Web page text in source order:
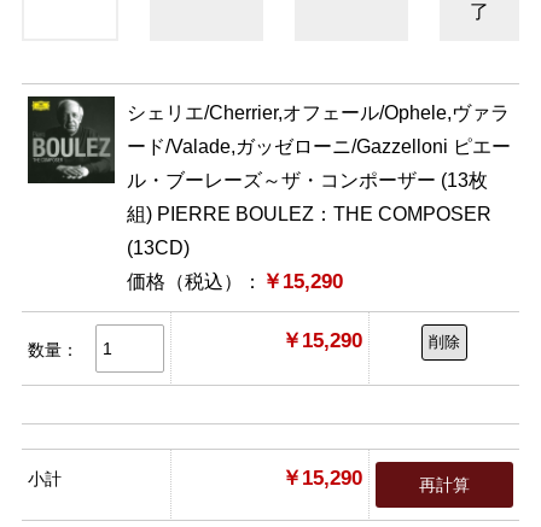
了
シェリエ/Cherrier,オフェール/Ophele,ヴァラ
ード/Valade,ガッゼローニ/Gazzelloni ピエー
ル・ブーレーズ～ザ・コンポーザー (13枚
組) PIERRE BOULEZ：THE COMPOSER
(13CD)
価格（税込）：
￥15,290
数量： ￥15,290 削除
小計 ￥15,290 再計算